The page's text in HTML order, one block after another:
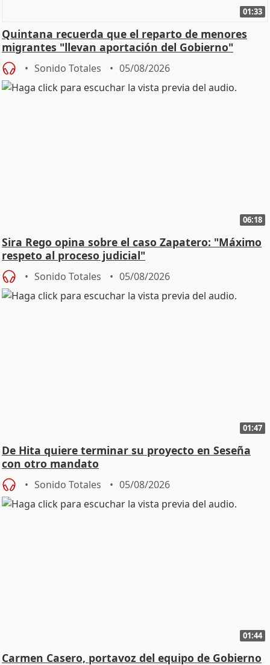
01:33
Quintana recuerda que el reparto de menores
migrantes "llevan aportación del Gobierno"
central
Sonido Totales 05/08/2026
06:18
Sira Rego opina sobre el caso Zapatero: "Máximo
respeto al proceso judicial"
Sonido Totales 05/08/2026
01:47
De Hita quiere terminar su proyecto en Seseña
con otro mandato
Sonido Totales 05/08/2026
01:44
Carmen Casero, portavoz del equipo de Gobierno